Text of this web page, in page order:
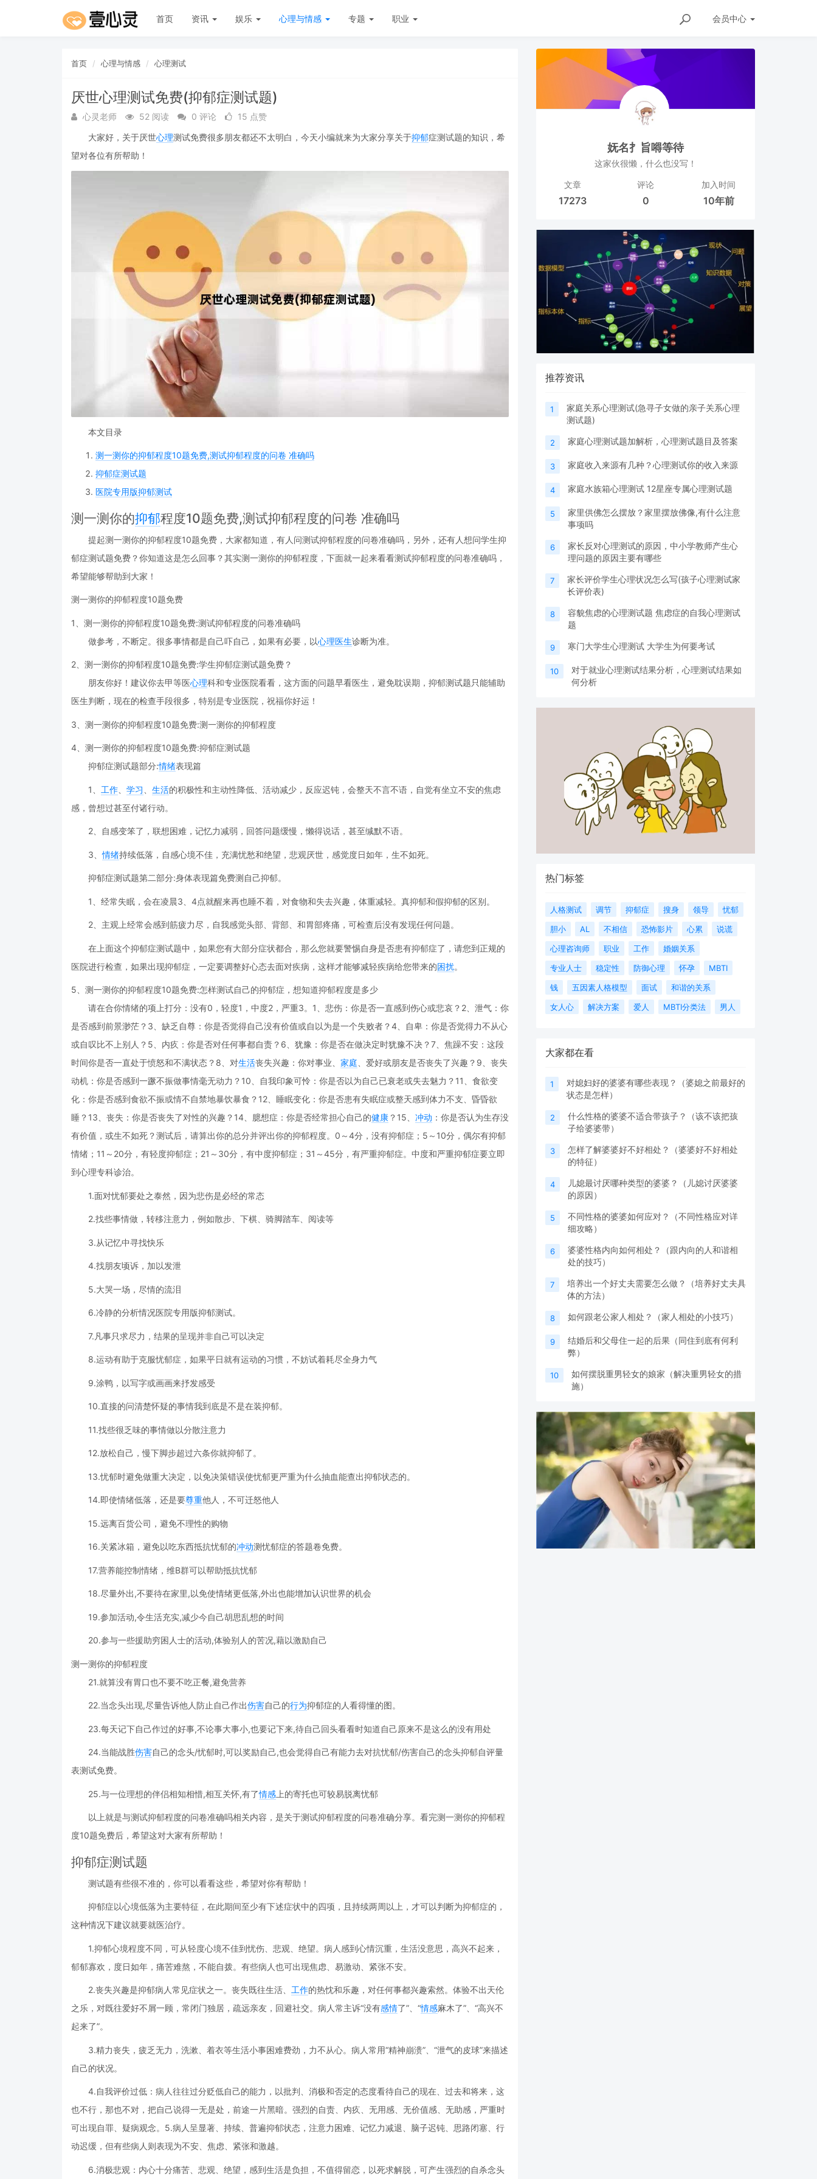
首页 资讯 娱乐 心理与情感 专题 职业 会员中心
首页 心理与情感 心理测试
厌世心理测试免费(抑郁症测试题)
心灵老师 52 阅读 0 评论
15 点赞
大家好，关于厌世心理测试免费很多朋友都还不太明白，今天小编就来为大家分享关于抑郁症测试题的知识，希
望对各位有所帮助！
本文目录
测一测你的抑郁程度10题免费,测试抑郁程度的问卷 准确吗
抑郁症测试题
医院专用版抑郁测试
测一测你的抑郁程度10题免费,测试抑郁程度的问卷 准确吗
提起测一测你的抑郁程度10题免费，大家都知道，有人问测试抑郁程度的问卷准确吗，另外，还有人想问学生抑
郁症测试题免费？你知道这是怎么回事？其实测一测你的抑郁程度，下面就一起来看看测试抑郁程度的问卷准确吗，
希望能够帮助到大家！
测一测你的抑郁程度10题免费
1、测一测你的抑郁程度10题免费:测试抑郁程度的问卷准确吗
做参考，不断定。很多事情都是自己吓自己，如果有必要，以心理医生诊断为准。
2、测一测你的抑郁程度10题免费:学生抑郁症测试题免费？
朋友你好！建议你去甲等医心理科和专业医院看看，这方面的问题早看医生，避免耽误期，抑郁测试题只能辅助
医生判断，现在的检查手段很多，特别是专业医院，祝福你好运！
3、测一测你的抑郁程度10题免费:测一测你的抑郁程度
4、测一测你的抑郁程度10题免费:抑郁症测试题
抑郁症测试题部分:情绪表现篇
1、 工作 学习 生活的积极性和主动性降低、活动减少，反应迟钝，会整天不言不语，自觉有坐立不安的焦虑
感，曾想过甚至付诸行动。
2、自感变笨了，联想困难，记忆力减弱，回答问题缓慢，懒得说话，甚至缄默不语。
3、情绪持续低落，自感心境不佳，充满忧愁和绝望，悲观厌世，感觉度日如年，生不如死。
抑郁症测试题第二部分:身体表现篇免费测自己抑郁。
1、经常失眠，会在凌晨3、4点就醒来再也睡不着，对食物和失去兴趣，体重减轻。真抑郁和假抑郁的区别。
2、主观上经常会感到筋疲力尽，自我感觉头部、背部、和胃部疼痛，可检查后没有发现任何问题。
在上面这个抑郁症测试题中，如果您有大部分症状都合，那么您就要警惕自身是否患有抑郁症了，请您到正规的
医院进行检查，如果出现抑郁症，一定要调整好心态去面对疾病，这样才能够减轻疾病给您带来的困扰。
5、测一测你的抑郁程度10题免费:怎样测试自己的抑郁症，想知道抑郁程度是多少
请在合你情绪的项上打分：没有0，轻度1，中度2，严重3。1、悲伤：你是否一直感到伤心或悲哀？2、泄气：你
是否感到前景渺茫？3、缺乏自尊：你是否觉得自己没有价值或自以为是一个失败者？4、自卑：你是否觉得力不从心
或自叹比不上别人？5、内疚：你是否对任何事都自责？6、犹豫：你是否在做决定时犹豫不决？7、焦躁不安：这段
时间你是否一直处于愤怒和不满状态？8、对生活丧失兴趣：你对事业、 家庭 、爱好或朋友是否丧失了兴趣？9、丧失
动机：你是否感到一蹶不振做事情毫无动力？10、自我印象可怜：你是否以为自己已衰老或失去魅力？11、食欲变
化：你是否感到食欲不振或情不自禁地暴饮暴食？12、睡眠变化：你是否患有失眠症或整天感到体力不支、昏昏欲
睡？13、丧失：你是否丧失了对性的兴趣？14、臆想症：你是否经常担心自己的健康 ？15、 冲动 ：你是否认为生存没
有价值，或生不如死？测试后，请算出你的总分并评出你的抑郁程度。0～4分，没有抑郁症；5～10分，偶尔有抑郁
情绪；11～20分，有轻度抑郁症；21～30分，有中度抑郁症；31～45分，有严重抑郁症。中度和严重抑郁症要立即
到心理专科诊治。
1.面对忧郁要处之泰然，因为悲伤是必经的常态
2.找些事情做，转移注意力，例如散步、下棋、骑脚踏车、阅读等
3.从记忆中寻找快乐
4.找朋友顷诉，加以发泄
5.大哭一场，尽情的流泪
6.冷静的分析情况医院专用版抑郁测试。
7.凡事只求尽力，结果的呈现并非自己可以决定
8.运动有助于克服忧郁症，如果平日就有运动的习惯，不妨试着耗尽全身力气
9.涂鸭，以写字或画画来抒发感受
10.直接的问清楚怀疑的事情我到底是不是在装抑郁。
11.找些很乏味的事情做以分散注意力
12.放松自己，慢下脚步超过六条你就抑郁了。
13.忧郁时避免做重大决定，以免决策错误使忧郁更严重为什么抽血能查出抑郁状态的。
14.即使情绪低落，还是要尊重他人，不可迁怒他人
15.远离百货公司，避免不理性的购物
16.关紧冰箱，避免以吃东西抵抗忧郁的冲动测忧郁症的答题卷免费。
17.营养能控制情绪，维B群可以帮助抵抗忧郁
18.尽量外出,不要待在家里,以免使情绪更低落,外出也能增加认识世界的机会
19.参加活动,令生活充实,减少今自己胡思乱想的时间
20.参与一些援助穷困人士的活动,体验别人的苦况,藉以激励自己
测一测你的抑郁程度
21.就算没有胃口也不要不吃正餐,避免营养
22.当念头出现,尽量告诉他人防止自己作出伤害自己的行为抑郁症的人看得懂的图。
23.每天记下自己作过的好事,不论事大事小,也要记下来,待自己回头看看时知道自己原来不是这么的没有用处
24.当能战胜伤害自己的念头/忧郁时,可以奖励自己,也会觉得自己有能力去对抗忧郁/伤害自己的念头抑郁自评量
表测试免费。
25.与一位理想的伴侣相知相惜,相互关怀,有了情感 上的寄托也可较易脱离忧郁
以上就是与测试抑郁程度的问卷准确吗相关内容，是关于测试抑郁程度的问卷准确分享。看完测一测你的抑郁程
度10题免费后，希望这对大家有所帮助！
抑郁症测试题
测试题有些很不准的，你可以看看这些，希望对你有帮助！
抑郁症以心境低落为主要特征，在此期间至少有下述症状中的四项，且持续两周以上，才可以判断为抑郁症的，
这种情况下建议就要就医治疗。
1.抑郁心境程度不同，可从轻度心境不佳到忧伤、悲观、绝望。病人感到心情沉重，生活没意思，高兴不起来，
郁郁寡欢，度日如年，痛苦难熬，不能自拨。有些病人也可出现焦虑、易激动、紧张不安。
2.丧失兴趣是抑郁病人常见症状之一。丧失既往生活、 工作的热忱和乐趣，对任何事都兴趣索然。体验不出天伦
之乐，对既往爱好不屑一顾，常闭门独居，疏远亲友，回避社交。病人常主诉“没有感情了”、“情感麻木了”、“高兴不
起来了”。
3.精力丧失，疲乏无力，洗漱、着衣等生活小事困难费劲，力不从心。病人常用“精神崩溃”、“泄气的皮球”来描述
自己的状况。
4.自我评价过低：病人往往过分贬低自己的能力，以批判、消极和否定的态度看待自己的现在、过去和将来，这
也不行，那也不对，把自己说得一无是处，前途一片黑暗。强烈的自责、内疚、无用感、无价值感、无助感，严重时
可出现自罪、疑病观念。5.病人呈显著、持续、普遍抑郁状态，注意力困难、记忆力减退、脑子迟钝、思路闭塞、行
动迟缓，但有些病人则表现为不安、焦虑、紧张和激越。
6.消极悲观：内心十分痛苦、悲观、绝望，感到生活是负担，不值得留恋，以死求解脱，可产生强烈的自杀念头
妩名扌旨嘚等待
这家伙很懒，什么也没写！
文章
17273
评论
0
加入时间
10年前
推荐资讯
1
家庭关系心理测试(急寻子女做的亲子关系心理
测试题)
2 家庭心理测试题加解析，心理测试题目及答案
3 家庭收入来源有几种？心理测试你的收入来源
4 家庭水族箱心理测试 12星座专属心理测试题
5
家里供佛怎么摆放？家里摆放佛像,有什么注意
事项吗
6
家长反对心理测试的原因，中小学教师产生心
理问题的原因主要有哪些
7
家长评价学生心理状况怎么写(孩子心理测试家
长评价表)
8
容貌焦虑的心理测试题 焦虑症的自我心理测试
题
9 寒门大学生心理测试 大学生为何要考试
10
对于就业心理测试结果分析，心理测试结果如
何分析
热门标签
人格测试 调节 抑郁症 搜身 领导
忧郁
胆小
AL 不相信 恐怖影片 心累
说谎
心理咨询师
职业 工作
婚姻关系
专业人士
稳定性 防御心理 怀孕
MBTI
钱
五因素人格模型 面试
和谐的关系
女人心
解决方案 爱人 MBTI分类法 男人
大家都在看
1
对媳妇好的婆婆有哪些表现？（婆媳之前最好的
状态是怎样）
2
什么性格的婆婆不适合带孩子？（该不该把孩
子给婆婆带）
3
怎样了解婆婆好不好相处？（婆婆好不好相处
的特征）
4
儿媳最讨厌哪种类型的婆婆？（儿媳讨厌婆婆
的原因）
5
不同性格的婆婆如何应对？（不同性格应对详
细攻略）
6
婆婆性格内向如何相处？（跟内向的人和谐相
处的技巧）
7
培养出一个好丈夫需要怎么做？（培养好丈夫具
体的方法）
8 如何跟老公家人相处？（家人相处的小技巧）
9
结婚后和父母住一起的后果（同住到底有何利
弊）
10
如何摆脱重男轻女的娘家（解决重男轻女的措
施）